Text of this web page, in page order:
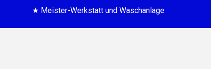
★ Meister-Werkstatt und Waschanlage